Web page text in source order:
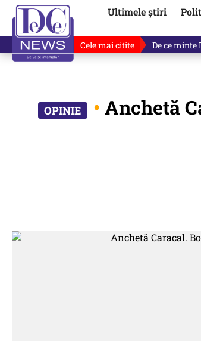
Ultimele știri
Cele mai citite Răzvan
• Anchetă